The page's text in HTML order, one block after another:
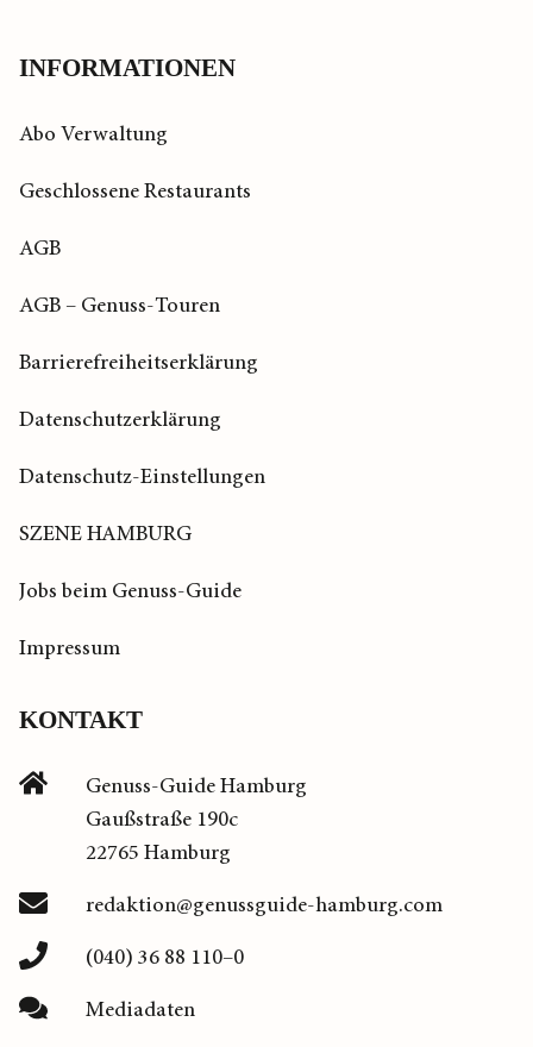
INFORMATIONEN
Abo Verwaltung
Geschlossene Restaurants
AGB
AGB – Genuss-Touren
Barrierefreiheitserklärung
Datenschutzerklärung
Datenschutz-Einstellungen
SZENE HAMBURG
Jobs beim Genuss-Guide
Impressum
KONTAKT
Genuss-Guide Hamburg
Gaußstraße 190c
22765 Hamburg
redaktion@genussguide-hamburg.com
(040) 36 88 110–0
Mediadaten